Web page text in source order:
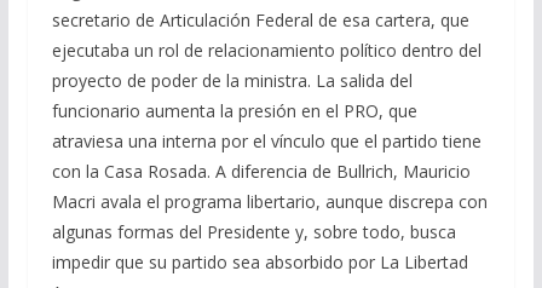
secretario de Articulación Federal de esa cartera, que
ejecutaba un rol de relacionamiento político dentro del
proyecto de poder de la ministra. La salida del
funcionario aumenta la presión en el PRO, que
atraviesa una interna por el vínculo que el partido tiene
con la Casa Rosada. A diferencia de Bullrich, Mauricio
Macri avala el programa libertario, aunque discrepa con
algunas formas del Presidente y, sobre todo, busca
impedir que su partido sea absorbido por La Libertad